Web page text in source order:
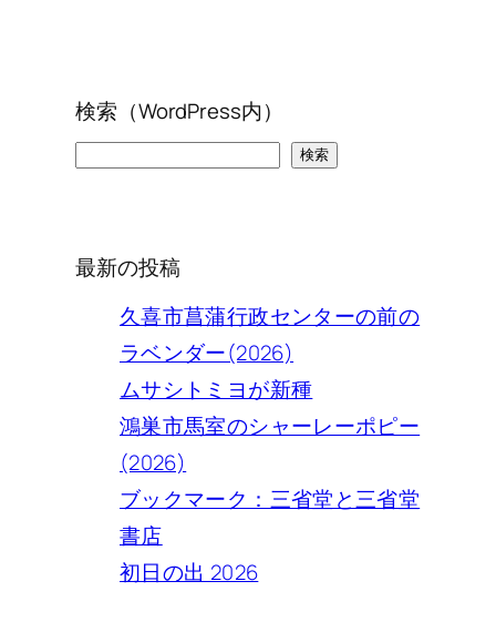
検索（WordPress内）
検索
最新の投稿
久喜市菖蒲行政センターの前の
ラベンダー(2026)
ムサシトミヨが新種
鴻巣市馬室のシャーレーポピー
(2026)
ブックマーク：三省堂と三省堂
書店
初日の出 2026